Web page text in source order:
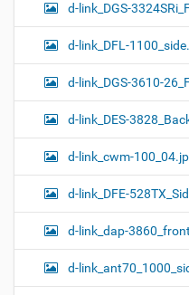
d-link_DGS-
d-link_DFL-
d-link_DGS-3610-
d-link_DES-
d-link_cwm-
d-link_DFE-
d-link_dap-
d-